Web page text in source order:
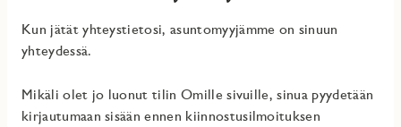
Kun jätät yhteystietosi, asuntomyyjämme on sinuun
yhteydessä.
Mikäli olet jo luonut tilin Omille sivuille, sinua pyydetään
kirjautumaan sisään ennen kiinnostusilmoituksen